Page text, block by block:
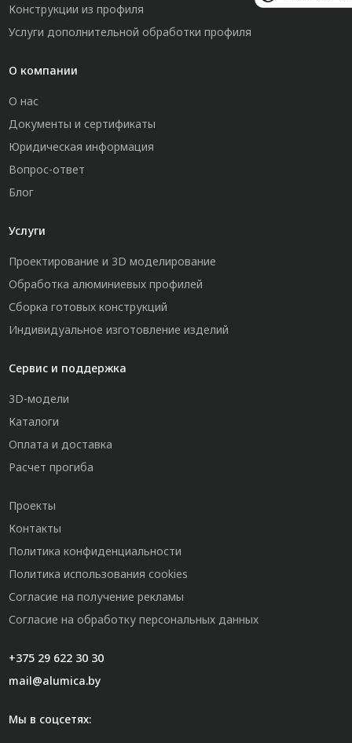
Конструкции из профиля
Услуги дополнительной обработки профиля
О компании
О нас
Документы и сертификаты
Юридическая информация
Вопрос-ответ
Блог
Услуги
Проектирование и 3D моделирование
Обработка алюминиевых профилей
Сборка готовых конструкций
Индивидуальное изготовление изделий
Сервис и поддержка
3D-модели
Каталоги
Оплата и доставка
Расчет прогиба
Проекты
Контакты
Политика конфиденциальности
Политика использования cookies
Согласие на получение рекламы
Согласие на обработку персональных данных
+375 29 622 30 30
mail@alumica.by
Мы в соцсетях: